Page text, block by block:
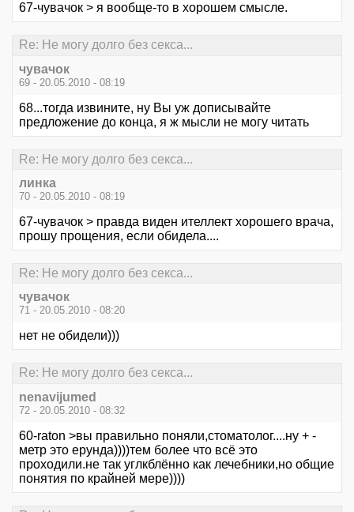
67-чувачок > я вообще-то в хорошем смысле.
Re: Не могу долго без секса...
чувачок
69 - 20.05.2010 - 08:19
68...тогда извините, ну Вы уж дописывайте
предложение до конца, я ж мысли не могу читать
Re: Не могу долго без секса...
линка
70 - 20.05.2010 - 08:19
67-чувачок > правда виден ителлект хорошего врача,
прошу прощения, если обидела....
Re: Не могу долго без секса...
чувачок
71 - 20.05.2010 - 08:20
нет не обидели)))
Re: Не могу долго без секса...
nenavijumed
72 - 20.05.2010 - 08:32
60-raton >вы правильно поняли,стоматолог....ну + -
метр это ерунда))))тем более что всё это
проходили.не так углкблённо как лечебники,но общие
понятия по крайней мере))))